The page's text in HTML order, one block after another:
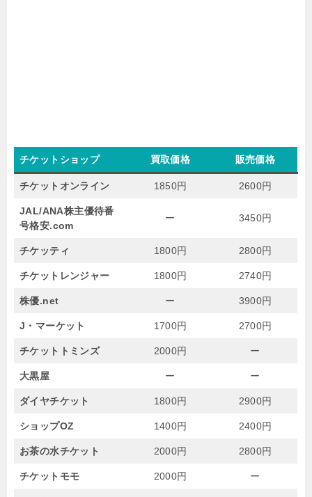
チケットショップ 買取価格 販売価格
チケットオンライン 1850円 2600円
JAL/ANA株主優待番
号格安.com
ー 3450円
チケッティ 1800円 2800円
チケットレンジャー 1800円 2740円
株優.net ー 3900円
J・マーケット 1700円 2700円
チケットトミンズ 2000円 ー
大黒屋 ー ー
ダイヤチケット 1800円 2900円
ショップOZ 1400円 2400円
お茶の水チケット 2000円 2800円
チケットモモ 2000円 ー